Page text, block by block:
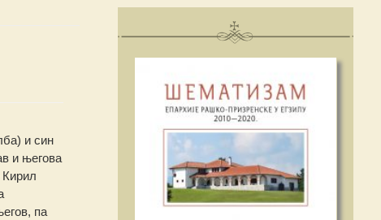
и син
и његова
Кирил
па